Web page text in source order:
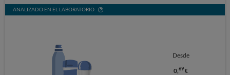
ANALIZADO EN EL LABORATORIO
Desde
0,69 €